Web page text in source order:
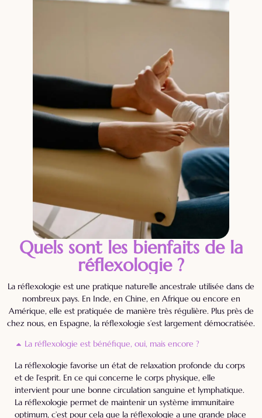
Quels sont les bienfaits de la
réflexologie ?
La réflexologie est une pratique naturelle ancestrale utilisée dans de
nombreux pays. En Inde, en Chine, en Afrique ou encore en
Amérique, elle est pratiquée de manière très régulière. Plus près de
chez nous, en Espagne, la réflexologie s’est largement démocratisée.
La réflexologie est bénéfique, oui, mais encore ?
La réflexologie favorise un état de relaxation profonde du corps
et de l’esprit. En ce qui concerne le corps physique, elle
intervient pour une bonne circulation sanguine et lymphatique.
La réflexologie permet de maintenir un système immunitaire
optimum, c’est pour cela que la réflexologie a une grande place